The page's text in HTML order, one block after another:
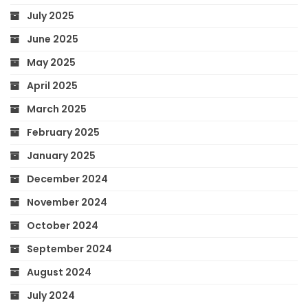
July 2025
June 2025
May 2025
April 2025
March 2025
February 2025
January 2025
December 2024
November 2024
October 2024
September 2024
August 2024
July 2024